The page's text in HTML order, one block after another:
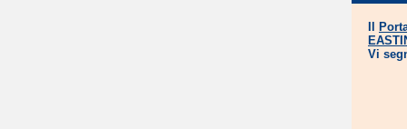
Vi